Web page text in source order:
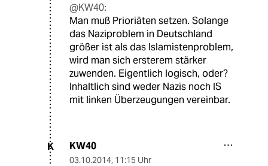
@KW40:
Man muß Prioriäten setzen. Solange
das Naziproblem in Deutschland
größer ist als das Islamistenproblem,
wird man sich ersterem stärker
zuwenden. Eigentlich logisch, oder?
Inhaltlich sind weder Nazis noch IS
mit linken Überzeugungen vereinbar.
K KW40
03.10.2014, 11:15 Uhr